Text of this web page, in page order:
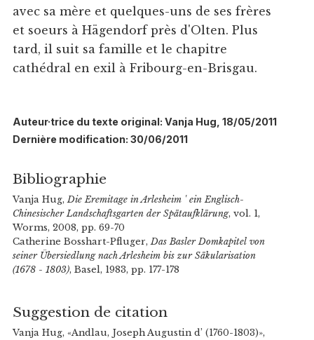
avec sa mère et quelques-uns de ses frères
et soeurs à Hägendorf près d'Olten. Plus
tard, il suit sa famille et le chapitre
cathédral en exil à Fribourg-en-Brisgau.
Auteur·trice du texte original: Vanja Hug, 18/05/2011
Dernière modification: 30/06/2011
Bibliographie
Vanja Hug,Die Eremitage in Arlesheim ' ein Englisch-
Chinesischer Landschaftsgarten der Spätaufklärung, vol. 1,
Worms, 2008, pp. 69-70
Catherine Bosshart-Pfluger,Das Basler Domkapitel von
seiner Übersiedlung nach Arlesheim bis zur Säkularisation
(1678 - 1803), Basel, 1983, pp. 177-178
Suggestion de citation
Vanja Hug, «Andlau, Joseph Augustin d’ (1760-1803)»,